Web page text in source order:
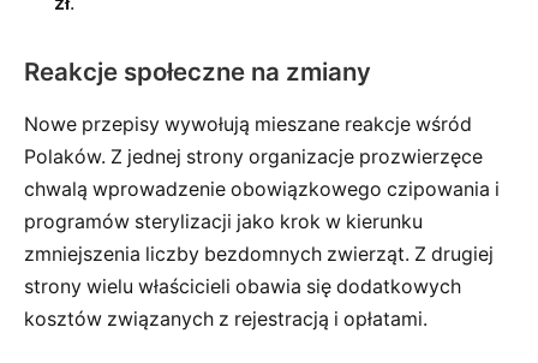
Reakcje społeczne na zmiany
Nowe przepisy wywołują mieszane reakcje wśród
Polaków. Z jednej strony organizacje prozwierzęce
chwalą wprowadzenie obowiązkowego czipowania i
programów sterylizacji jako krok w kierunku
zmniejszenia liczby bezdomnych zwierząt. Z drugiej
strony wielu właścicieli obawia się dodatkowych
kosztów związanych z rejestracją i opłatami.